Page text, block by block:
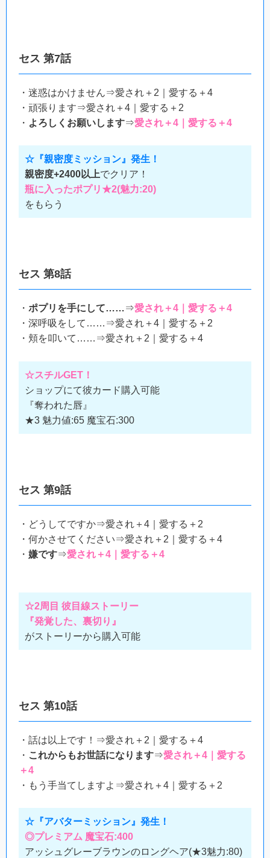
セス 第7話
・迷惑はかけません⇒愛され＋2｜愛する＋4
・頑張ります⇒愛され＋4｜愛する＋2
・ よろしくお願いします⇒愛され＋4｜愛する＋4
☆『親密度ミッション』発生！
親密度+2400以上でクリア！
瓶に入ったポプリ★2(魅力:20)
をもらう
セス 第8話
・ ポプリを手にして……⇒愛され＋4｜愛する＋4
・深呼吸をして……⇒愛され＋4｜愛する＋2
・頬を叩いて……⇒愛され＋2｜愛する＋4
☆スチルGET！
ショップにて彼カード購入可能
『奪われた唇』
★3 魅力値:65 魔宝石:300
セス 第9話
・どうしてですか⇒愛され＋4｜愛する＋2
・何かさせてください⇒愛され＋2｜愛する＋4
・ 嫌です⇒愛され＋4｜愛する＋4
☆2周目 彼目線ストーリー
『発覚した、裏切り』
がストーリーから購入可能
セス 第10話
・話は以上です！⇒愛され＋2｜愛する＋4
・ これからもお世話になります⇒愛され＋4｜愛する
＋4
・もう手当てしますよ⇒愛され＋4｜愛する＋2
☆『アバターミッション』発生！
◎プレミアム 魔宝石:400
アッシュグレーブラウンのロングヘア(★3魅力:80)